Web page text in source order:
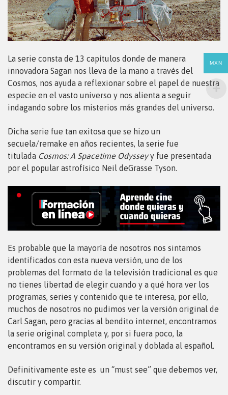
La serie consta de 13 capítulos donde de manera
innovadora Sagan nos lleva de la mano a través del
Cosmos, nos ayuda a reflexionar sobre el papel de nuestra
especie en el vasto universo y nos alienta a seguir
indagando sobre los misterios más grandes del universo.
Dicha serie fue tan exitosa que se hizo un
secuela/remake en años recientes, la serie fue
titulada Cosmos: A Spacetime Odysseyy fue presentada
por el popular astrofísico Neil deGrasse Tyson.
Es probable que la mayoría de nosotros nos sintamos
identificados con esta nueva versión, uno de los
problemas del formato de la televisión tradicional es que
no tienes libertad de elegir cuando y a qué hora ver los
programas, series y contenido que te interesa, por ello,
muchos de nosotros no pudimos ver la versión original de
Carl Sagan, pero gracias al bendito internet, encontramos
la serie original completa y, por si fuera poco, la
encontramos en su versión original y doblada al español.
Definitivamente este es un “must see” que debemos ver,
discutir y compartir.
MXN